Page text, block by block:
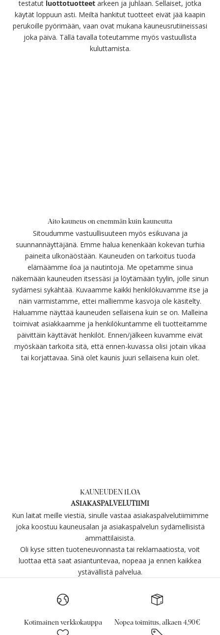
testatut luottotuotteet arkeen ja juhlaan. Sellaiset, jotka
käytät loppuun asti. Meiltä hankitut tuotteet eivät jää kaapin
perukoille pyörimään, vaan ovat mukana kauneusrutiineissasi
joka päivä. Tällä tavalla toteutamme myös vastuullista
kuluttamista.
Aito kauneus on enemmän kuin kauneutta
Sitoudumme vastuullisuuteen myös esikuvana ja
suunnannäyttäjänä. Emme halua kenenkään kokevan turhia
paineita ulkonäöstään. Kauneuden on tarkoitus tuoda
elämäämme iloa ja nautintoja. Me opetamme sinua
näkemään kauneuden itsessäsi ja löytämään tyylin, jolle sinun
sydämesi sykähtää. Kuvaamme kaikki henkilökuvamme itse ja
näin varmistamme, ettei malliemme kasvoja ole käsitelty.
Haluamme näyttää kauneuden sellaisena kuin se on. Malleina
toimivat asiakkaamme ja henkilökuntamme eli tuotteitamme
päivittäin käyttävät henkilöt. Ennen/jälkeen kuvamme eivät
myöskään tarkoita sitä, että ennen-kuvassa olisi jotain vikaa
tai korjattavaa. Sinä olet kaunis juuri sellaisena kuin olet.
KAUNEUDEN ILOA
ASIAKASPALVELUTIIMI
Kun laitat meille viestiä, sinulle vastaa asiakaspalvelutiimimme
joka koostuu kauneusalan ja asiakaspalvelun sydämellisistä
ammattilaisista.
Oli kyse sitten tuoteneuvonnasta tai reklamaatiosta, voit
luottaa että saat asiantuntevaa, nopeaa ja ennen kaikkea
ystävällistä palvelua.
Kotimainen verkkokauppa Nopea toimitus, alkaen 4,90€